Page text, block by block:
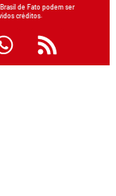
de Fato podem ser
créditos.